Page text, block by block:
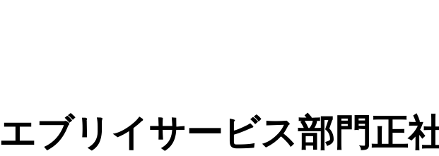
いますぐ応募する
エブリイサービス部門正